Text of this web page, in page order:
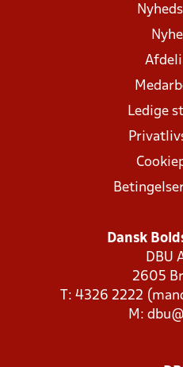
Ledige
Dansk
DBU
2605
T: 4326 2222
M: